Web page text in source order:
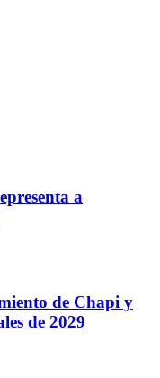
a
de Chapi y
de 2029